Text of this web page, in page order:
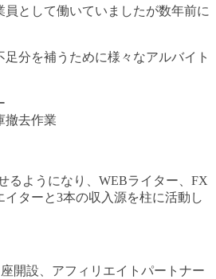
として働いていましたが数年前に
分を補うために様々なアルバイト
撤去作業
るようになり、WEBライター、FX
イターと3本の収入源を柱に活動し
開設、アフィリエイトパートナー